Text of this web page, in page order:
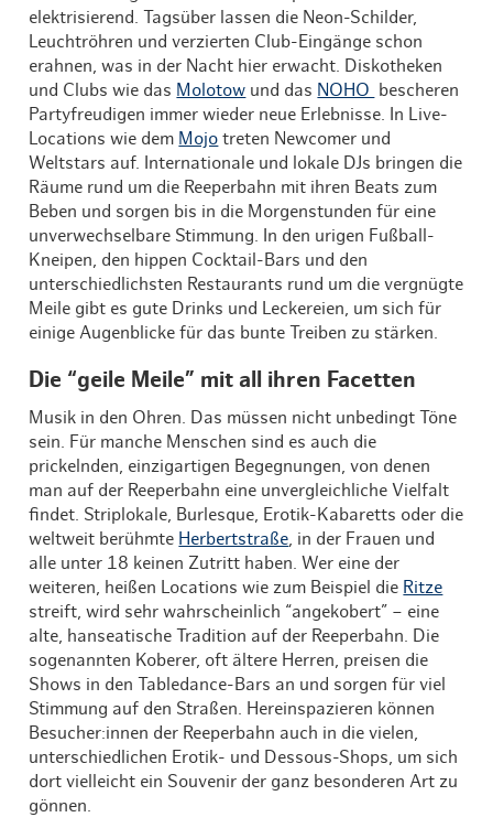
elektrisierend. Tagsüber lassen die Neon-Schilder,
Leuchtröhren und verzierten Club-Eingänge schon
erahnen, was in der Nacht hier erwacht. Diskotheken
und Clubs wie das Molotow und das NOHO
bescheren
Partyfreudigen immer wieder neue Erlebnisse. In Live-
Locations wie dem Mojo treten Newcomer und
Weltstars auf. Internationale und lokale DJs bringen die
Räume rund um die Reeperbahn mit ihren Beats zum
Beben und sorgen bis in die Morgenstunden für eine
unverwechselbare Stimmung. In den urigen Fußball-
Kneipen, den hippen Cocktail-Bars und den
unterschiedlichsten Restaurants rund um die vergnügte
Meile gibt es gute Drinks und Leckereien, um sich für
einige Augenblicke für das bunte Treiben zu stärken.
Die “geile Meile” mit all ihren Facetten
Musik in den Ohren. Das müssen nicht unbedingt Töne
sein. Für manche Menschen sind es auch die
prickelnden, einzigartigen Begegnungen, von denen
man auf der Reeperbahn eine unvergleichliche Vielfalt
findet. Striplokale, Burlesque, Erotik-Kabaretts oder die
weltweit berühmte Herbertstraße , in der Frauen und
alle unter 18 keinen Zutritt haben. Wer eine der
weiteren, heißen Locations wie zum Beispiel die Ritze
streift, wird sehr wahrscheinlich “angekobert” – eine
alte, hanseatische Tradition auf der Reeperbahn. Die
sogenannten Koberer, oft ältere Herren, preisen die
Shows in den Tabledance-Bars an und sorgen für viel
Stimmung auf den Straßen. Hereinspazieren können
Besucher:innen der Reeperbahn auch in die vielen,
unterschiedlichen Erotik- und Dessous-Shops, um sich
dort vielleicht ein Souvenir der ganz besonderen Art zu
gönnen.